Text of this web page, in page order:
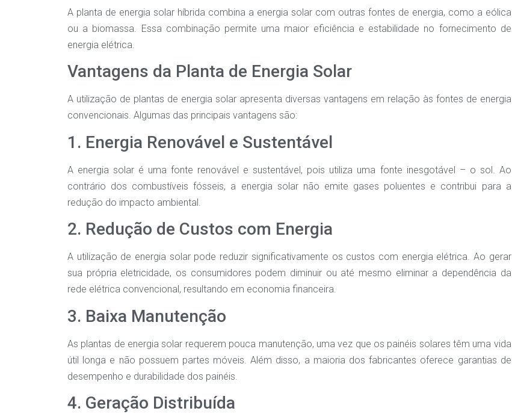
A planta de energia solar híbrida combina a energia solar com outras fontes de energia, como a eólica
ou a biomassa. Essa combinação permite uma maior eficiência e estabilidade no fornecimento de
energia elétrica.
Vantagens da Planta de Energia Solar
A utilização de plantas de energia solar apresenta diversas vantagens em relação às fontes de energia
convencionais. Algumas das principais vantagens são:
1. Energia Renovável e Sustentável
A energia solar é uma fonte renovável e sustentável, pois utiliza uma fonte inesgotável – o sol. Ao
contrário dos combustíveis fósseis, a energia solar não emite gases poluentes e contribui para a
redução do impacto ambiental.
2. Redução de Custos com Energia
A utilização de energia solar pode reduzir significativamente os custos com energia elétrica. Ao gerar
sua própria eletricidade, os consumidores podem diminuir ou até mesmo eliminar a dependência da
rede elétrica convencional, resultando em economia financeira.
3. Baixa Manutenção
As plantas de energia solar requerem pouca manutenção, uma vez que os painéis solares têm uma vida
útil longa e não possuem partes móveis. Além disso, a maioria dos fabricantes oferece garantias de
desempenho e durabilidade dos painéis.
4. Geração Distribuída